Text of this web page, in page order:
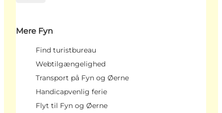
Mere Fyn
Find turistbureau
Webtilgængelighed
Transport på Fyn og Øerne
Handicapvenlig ferie
Flyt til Fyn og Øerne